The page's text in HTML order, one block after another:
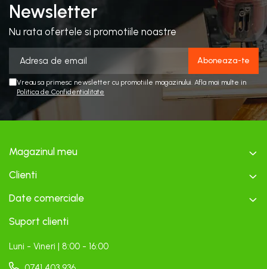
Newsletter
Nu rata ofertele si promotiile noastre
Vreau sa primesc newsletter cu promotiile magazinului. Afla mai multe in
Politica de Confidentialitate
Magazinul meu
Clienti
Date comerciale
Suport clienti
Luni - Vineri | 8:00 - 16:00